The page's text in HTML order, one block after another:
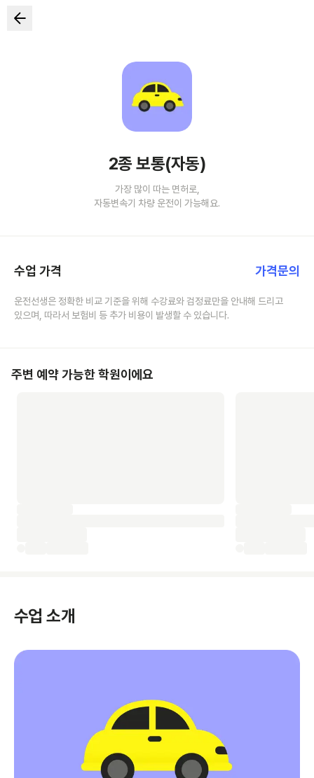
2종 보통(자동)
가장 많이 따는 면허로,
자동변속기 차량 운전이 가능해요.
수업 가격 가격문의
운전선생은 정확한 비교 기준을 위해 수강료와 검정료만을 안내해 드리고
있으며, 따라서 보험비 등 추가 비용이 발생할 수 있습니다.
주변 예약 가능한 학원이에요
수업 소개